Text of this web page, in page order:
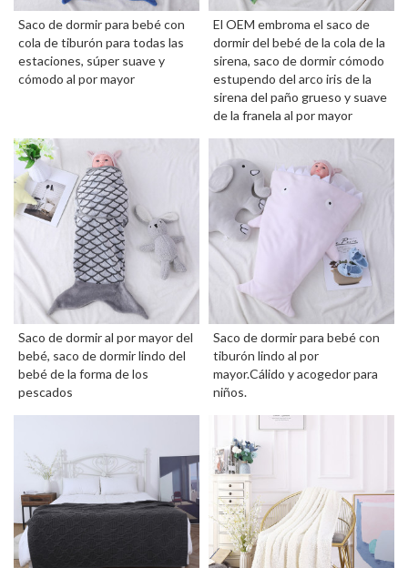
Saco de dormir para bebé con
cola de tiburón para todas las
estaciones, súper suave y
cómodo al por mayor
El OEM embroma el saco de
dormir del bebé de la cola de la
sirena, saco de dormir cómodo
estupendo del arco iris de la
sirena del paño grueso y suave
de la franela al por mayor
Saco de dormir al por mayor del
bebé, saco de dormir lindo del
bebé de la forma de los
pescados
Saco de dormir para bebé con
tiburón lindo al por
mayor.Cálido y acogedor para
niños.